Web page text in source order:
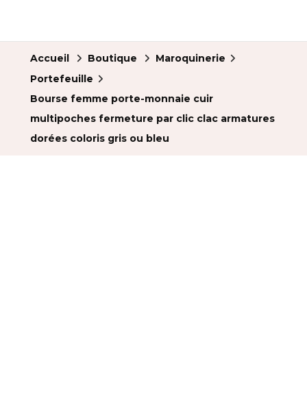
Accueil Boutique
Maroquinerie
Portefeuille
Bourse femme porte-monnaie cuir
multipoches fermeture par clic clac armatures
dorées coloris gris ou bleu